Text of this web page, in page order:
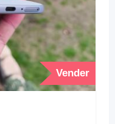
Vender